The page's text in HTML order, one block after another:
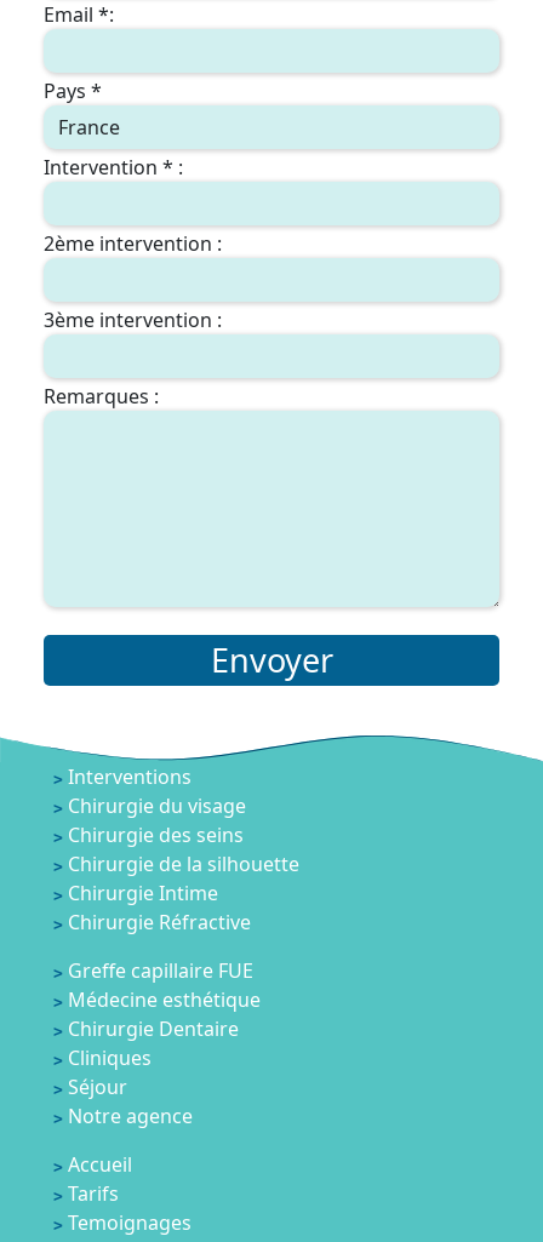
Email *:
Pays *
Intervention * :
2ème intervention :
3ème intervention :
Remarques :
Envoyer
Interventions
Chirurgie du visage
Chirurgie des seins
Chirurgie de la silhouette
Chirurgie Intime
Chirurgie Réfractive
Greffe capillaire FUE
Médecine esthétique
Chirurgie Dentaire
Cliniques
Séjour
Notre agence
Accueil
Tarifs
Temoignages